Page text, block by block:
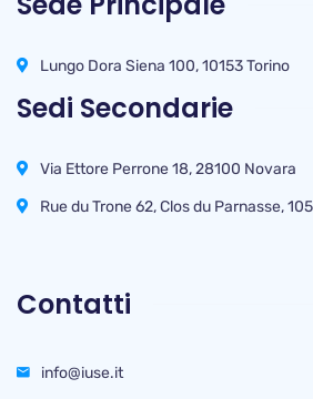
Lungo Dora Siena 100, 10153 Torino
Sedi Secondarie
Via Ettore Perrone 18, 28100 Novara
Rue du Trone 62, Clos du Parnasse,
Contatti
info@iuse.it